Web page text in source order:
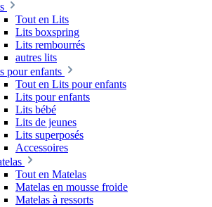
Tout en Lits
Lits boxspring
Lits rembourrés
autres lits
pour enfants
Tout en Lits pour enfants
Lits pour enfants
Lits bébé
Lits de jeunes
Lits superposés
Accessoires
Tout en Matelas
Matelas en mousse froide
Matelas à ressorts